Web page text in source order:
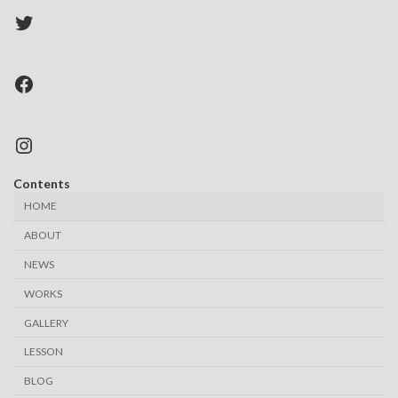
Twitter
Facebook
Instagram
Contents
HOME
ABOUT
NEWS
WORKS
GALLERY
LESSON
BLOG